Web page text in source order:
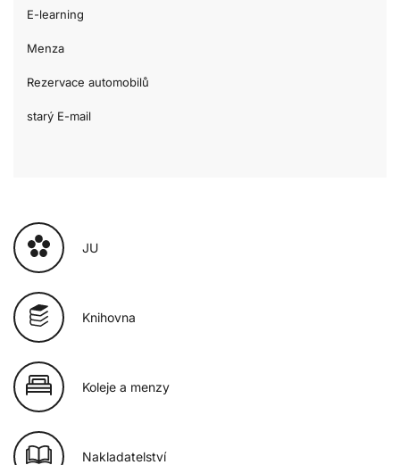
E-learning
Menza
Rezervace automobilů
starý E-mail
JU
Knihovna
Koleje a menzy
Nakladatelství